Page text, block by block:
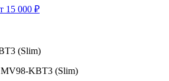
15 000 ₽
(Slim)
KBT3 (Slim)